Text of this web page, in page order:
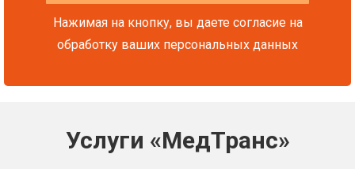
Нажимая на кнопку, вы даете согласие на
обработку ваших персональных данных
Услуги «МедТранс»